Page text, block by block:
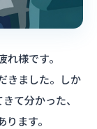
様です。
きました。しか
て分かった、
ます。